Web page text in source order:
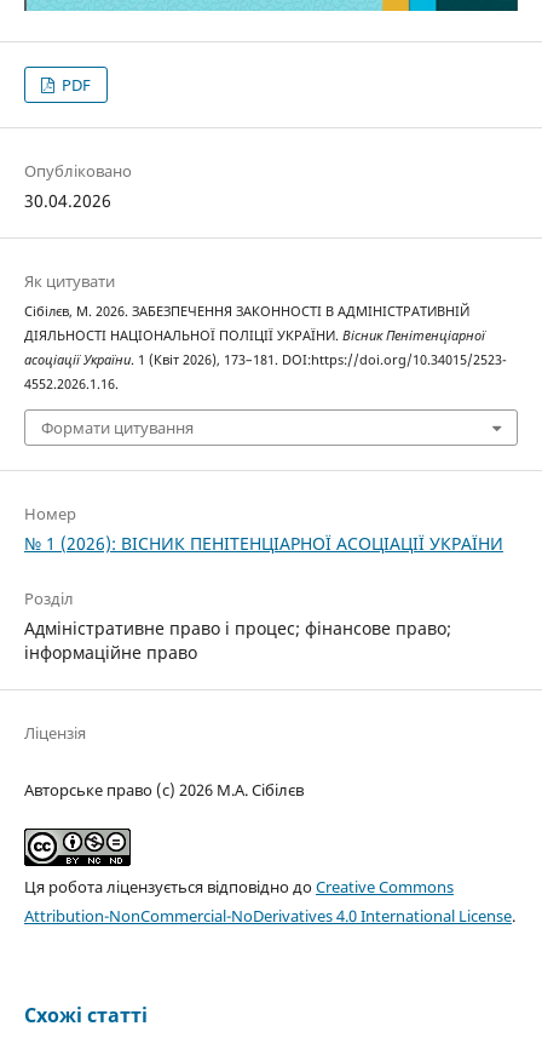
PDF
Опубліковано
30.04.2026
Як цитувати
Сібілєв, М. 2026. ЗАБЕЗПЕЧЕННЯ ЗАКОННОСТІ В АДМІНІСТРАТИВНІЙ
ДІЯЛЬНОСТІ НАЦІОНАЛЬНОЇ ПОЛІЦІЇ УКРАЇНИ. Вісник Пенітенціарної
асоціації України. 1 (Квіт 2026), 173–181. DOI:https://doi.org/10.34015/2523-
4552.2026.1.16.
Формати цитування
Номер
№ 1 (2026): ВІСНИК ПЕНІТЕНЦІАРНОЇ АСОЦІАЦІЇ УКРАЇНИ
Розділ
Адміністративне право і процес; фінансове право;
інформаційне право
Ліцензія
Авторське право (c) 2026 М.А. Сібілєв
Ця робота ліцензується відповідно доCreative Commons
Attribution-NonCommercial-NoDerivatives 4.0 International License.
Схожі статті